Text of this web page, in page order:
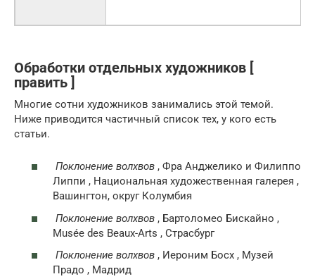
Обработки отдельных художников [
править ]
Многие сотни художников занимались этой темой.
Ниже приводится частичный список тех, у кого есть
статьи.
Поклонение волхвов , Фра Анджелико и Филиппо
Липпи , Национальная художественная галерея ,
Вашингтон, округ Колумбия
Поклонение волхвов , Бартоломео Бискайно ,
Musée des Beaux-Arts , Страсбург
Поклонение волхвов , Иероним Босх , Музей
Прадо , Мадрид